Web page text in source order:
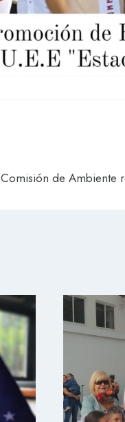
Comisión de Ambiente